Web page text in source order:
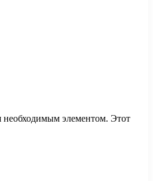
необходимым элементом. Этот